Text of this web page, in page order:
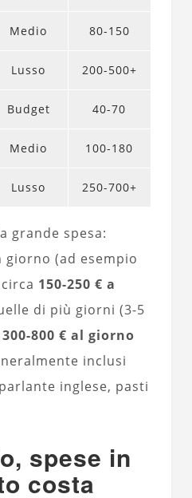
Medio 80-150
Lusso 200-500+
Budget 40-70
Medio 100-180
Lusso 250-700+
grande spesa:
giorno (ad esempio
150-250 € a
di più giorni (3-5
300-800 € al giorno
inclusi
inglese, pasti
spese in
costa